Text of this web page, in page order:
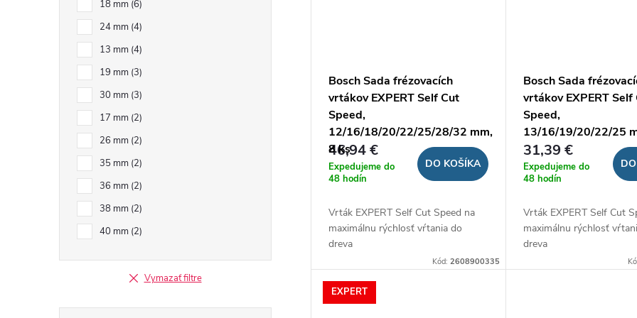
18 mm 6
24 mm 4
13 mm 4
19 mm 3
30 mm 3
17 mm 2
26 mm 2
35 mm 2
36 mm 2
38 mm 2
40 mm 2
Vymazať filtre
Bosch Sada frézovacích
vrtákov EXPERT Self Cut
Speed,
12/16/18/20/22/25/28/32 mm,
8 ks
46,94 €
Expedujeme do
48 hodín
DO KOŠÍKA
Vrták EXPERT Self Cut Speed na
maximálnu rýchlosť vŕtania do
dreva
Kód:2608900335
Bosch Sada
vrtákov EXPERT Self
Speed,
13/16/19/20/22/25
31,39 €
Expedujeme do
48 hodín
Vrták EXPERT Self Cut
maximálnu rýchlosť
dreva
EXPERT